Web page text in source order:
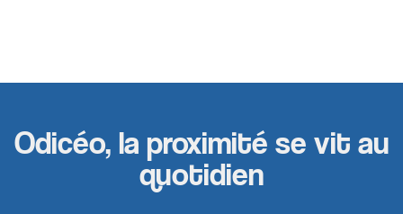
Odicéo, la proximité se vit au
quotidien